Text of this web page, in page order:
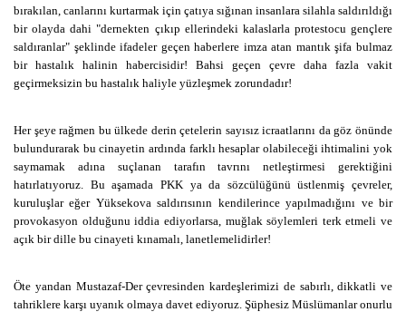
bırakılan, canlarını kurtarmak için çatıya sığınan insanlara silahla saldırıldığı
bir olayda dahi "dernekten çıkıp ellerindeki kalaslarla protestocu gençlere
saldıranlar" şeklinde ifadeler geçen haberlere imza atan mantık şifa bulmaz
bir hastalık halinin habercisidir! Bahsi geçen çevre daha fazla vakit
geçirmeksizin bu hastalık haliyle yüzleşmek zorundadır!
Her şeye rağmen bu ülkede derin çetelerin sayısız icraatlarını da göz önünde
bulundurarak bu cinayetin ardında farklı hesaplar olabileceği ihtimalini yok
saymamak adına suçlanan tarafın tavrını netleştirmesi gerektiğini
hatırlatıyoruz. Bu aşamada PKK ya da sözcülüğünü üstlenmiş çevreler,
kuruluşlar eğer Yüksekova saldırısının kendilerince yapılmadığını ve bir
provokasyon olduğunu iddia ediyorlarsa, muğlak söylemleri terk etmeli ve
açık bir dille bu cinayeti kınamalı, lanetlemelidirler!
Öte yandan Mustazaf-Der çevresinden kardeşlerimizi de sabırlı, dikkatli ve
tahriklere karşı uyanık olmaya davet ediyoruz. Şüphesiz Müslümanlar onurlu